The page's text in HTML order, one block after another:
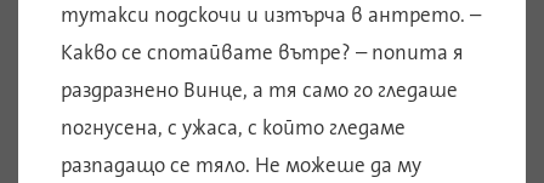
тутакси подскочи и изтърча в антрето. –
Какво се спотайвате вътре? – попита я
раздразнено Винце, а тя само го гледаше
погнусена, с ужаса, с който гледаме
разпадащо се тяло. Не можеше да му